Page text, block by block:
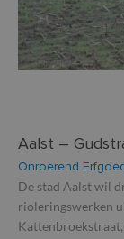
Aalst –
Onroerend
De stad Aalst wil
rioleringswerken